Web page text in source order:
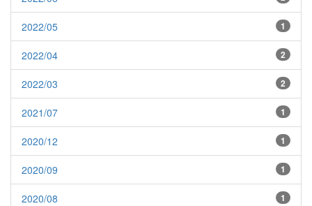
2022/05 1
2022/04 2
2022/03 2
2021/07 1
2020/12 1
2020/09 1
2020/08 1